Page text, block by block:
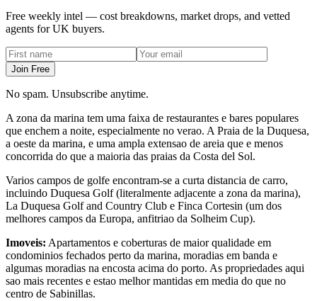
Free weekly intel — cost breakdowns, market drops, and vetted
agents for UK buyers.
Join Free
No spam. Unsubscribe anytime.
A zona da marina tem uma faixa de restaurantes e bares populares
que enchem a noite, especialmente no verao. A Praia de la Duquesa,
a oeste da marina, e uma ampla extensao de areia que e menos
concorrida do que a maioria das praias da Costa del Sol.
Varios campos de golfe encontram-se a curta distancia de carro,
incluindo Duquesa Golf (literalmente adjacente a zona da marina),
La Duquesa Golf and Country Club e Finca Cortesin (um dos
melhores campos da Europa, anfitriao da Solheim Cup).
Imoveis: Apartamentos e coberturas de maior qualidade em
condominios fechados perto da marina, moradias em banda e
algumas moradias na encosta acima do porto. As propriedades aqui
sao mais recentes e estao melhor mantidas em media do que no
centro de Sabinillas.